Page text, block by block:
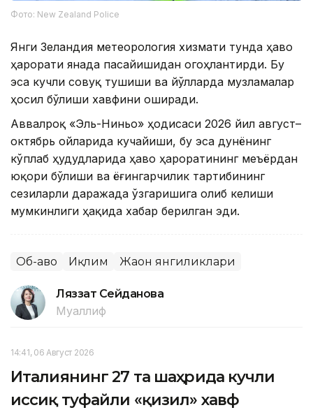
Фото: New Zealand Police
Янги Зеландия метеорология хизмати тунда ҳаво
ҳарорати янада пасайишидан огоҳлантирди. Бу
эса кучли совуқ тушиши ва йўлларда музламалар
ҳосил бўлиши хавфини оширади.
Аввалроқ «Эль-Ниньо» ҳодисаси 2026 йил август–
октябрь ойларида кучайиши, бу эса дунёнинг
кўплаб ҳудудларида ҳаво ҳароратининг меъёрдан
юқори бўлиши ва ёғингарчилик тартибининг
сезиларли даражада ўзгаришига олиб келиши
мумкинлиги ҳақида хабар берилган эди.
Об-ҳаво Иқлим Жаҳон янгиликлари
Ляззат Сейданова
Муаллиф
14:41, 06 Август 2026
Италиянинг 27 та шаҳрида кучли
иссиқ туфайли «қизил» хавф